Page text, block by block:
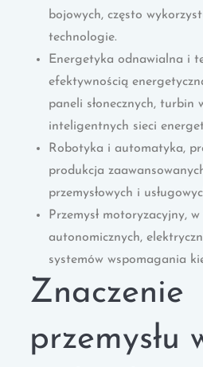
bojowych, często
technologie.
Energetyka odnawialna i
efektywnością
paneli słonecznych, turbin
inteligentnych sieci
Robotyka i automatyka,
produkcja
przemysłowych i
Przemysł motoryzacyjny,
autonomicznych,
systemów wspomagania
Znaczenie
przemysłu